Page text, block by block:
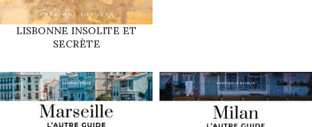
LISBONNE INSOLITE ET
SECRÈTE